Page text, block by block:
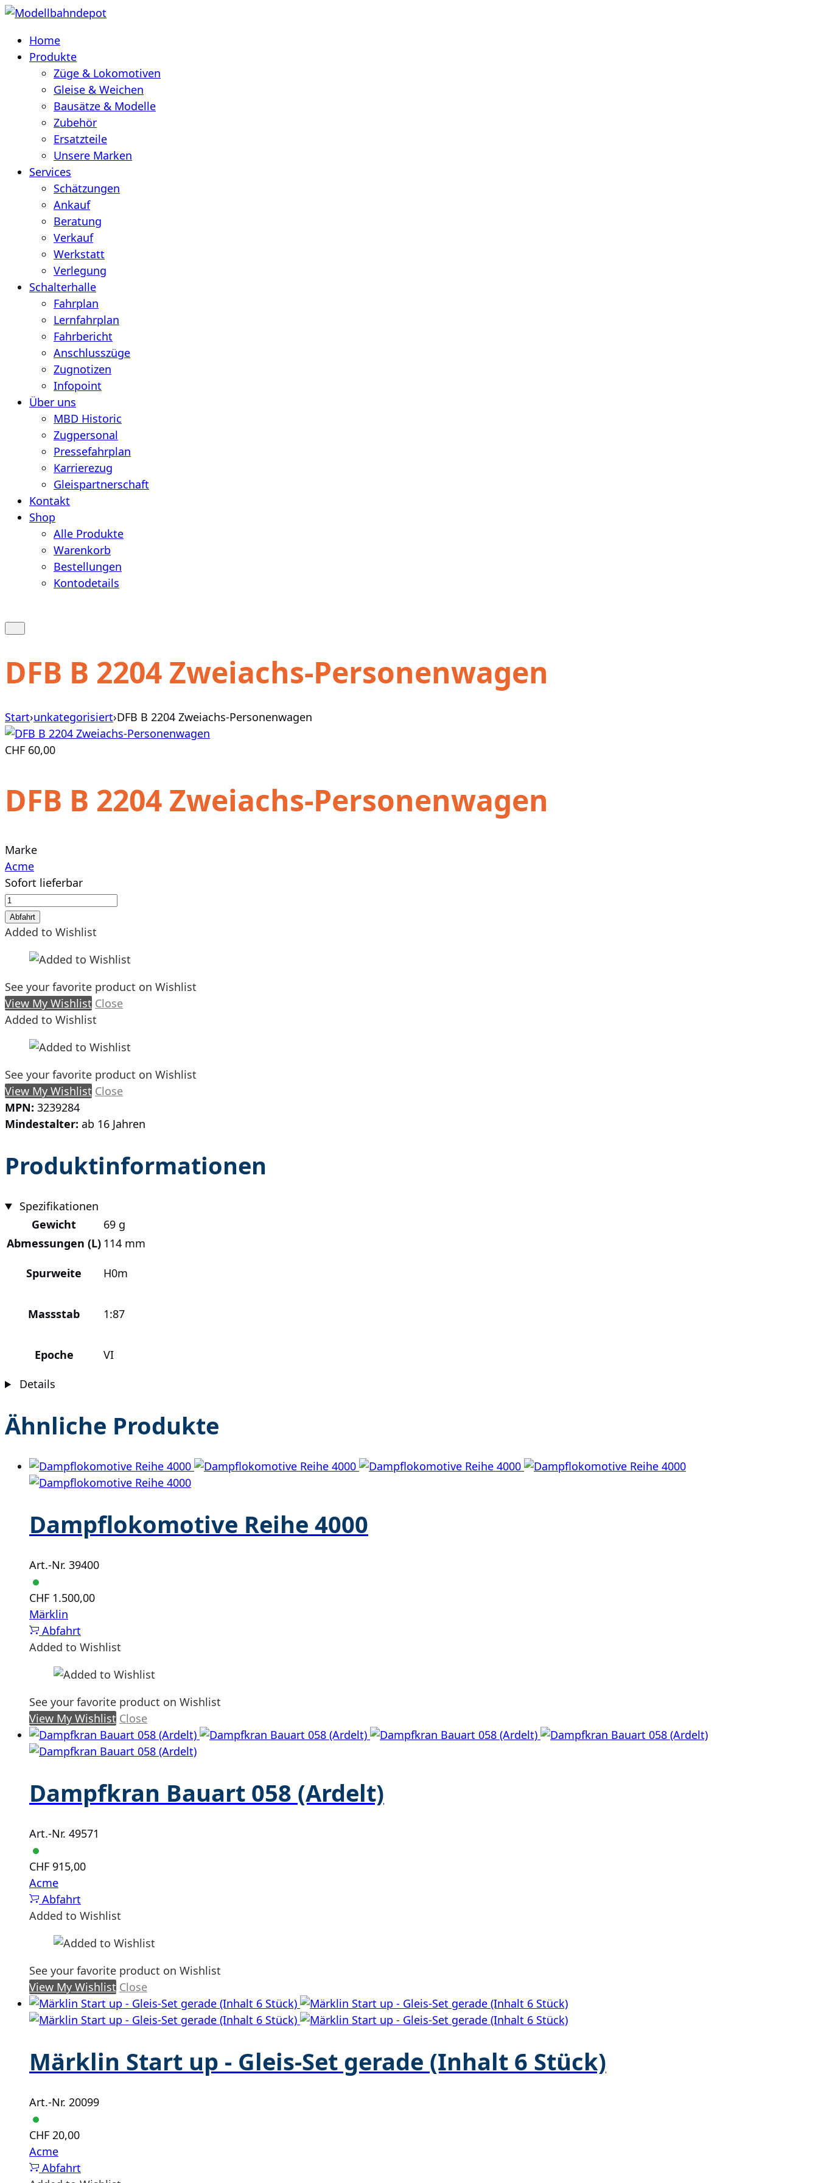
Home
Produkte
Züge & Lokomotiven
Gleise & Weichen
Bausätze & Modelle
Zubehör
Ersatzteile
Unsere Marken
Services
Schätzungen
Ankauf
Beratung
Verkauf
Werkstatt
Verlegung
Schalterhalle
Fahrplan
Lernfahrplan
Fahrbericht
Anschlusszüge
Zugnotizen
Infopoint
Über uns
MBD Historic
Zugpersonal
Pressefahrplan
Karrierezug
Gleispartnerschaft
Kontakt
Shop
Alle Produkte
Warenkorb
Bestellungen
Kontodetails
anzeigen
Suche
schließen
DFB B 2204 Zweiachs-Personenwagen
Start›unkategorisiert›DFB B 2204 Zweiachs-Personenwagen
CHF 60,00
DFB B 2204 Zweiachs-Personenwagen
Marke
Acme
Sofort lieferbar
DFB
B
2204
Zweiachs-
Personenwagen
Menge
Abfahrt
Added to Wishlist
See your favorite product on Wishlist
View My Wishlist Close
Added to Wishlist
See your favorite product on Wishlist
View My Wishlist Close
MPN: 3239284
Mindestalter: ab 16 Jahren
Produktinformationen
Spezifikationen
Gewicht
69 g
Abmessungen (L) 114 mm
Spurweite H0m
Massstab 1:87
Epoche
VI
Details
Ähnliche Produkte
Dampflokomotive Reihe 4000
Art.-Nr. 39400
CHF 1.500,00
Märklin
Abfahrt
Added to Wishlist
See your favorite product on Wishlist
View My Wishlist Close
Dampfkran Bauart 058 (Ardelt)
Art.-Nr. 49571
CHF 915,00
Acme
Abfahrt
Added to Wishlist
See your favorite product on Wishlist
View My Wishlist Close
Märklin Start up - Gleis-Set gerade (Inhalt 6 Stück)
Art.-Nr. 20099
CHF 20,00
Acme
Abfahrt